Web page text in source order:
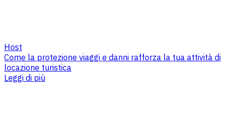
Host
Come la protezione viaggi e danni rafforza la tua attività di
locazione turistica
Leggi di più